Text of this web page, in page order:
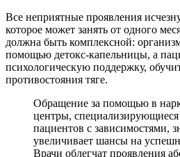
Все неприятные проявления
которое может занять от одного
должна быть комплексной:
помощью детокс-капельницы, а
психологическую поддержку,
противостояния тяге.
Обращение за помощью в
центры, специализирующиеся
пациентов с зависимостями,
увеличивает шансы на
Врачи облегчат проявления